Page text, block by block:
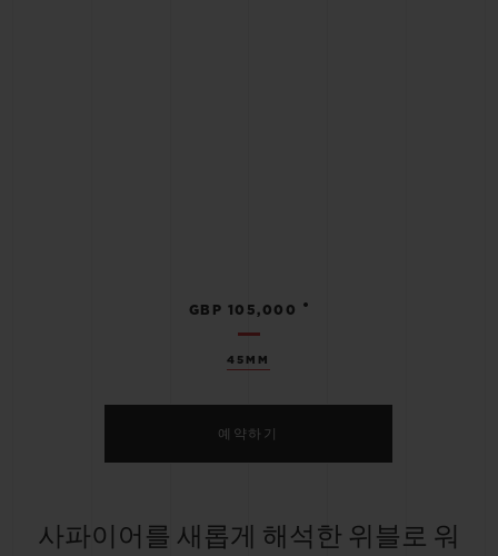
45MM
GBP 105,000 •
예약하기
사파이어를 새롭게 해석한 위블로 워